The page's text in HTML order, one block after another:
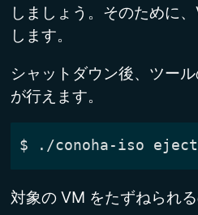
しましょう。そのために
します。
シャットダウン後、ツー
が行えます。
$
対象の VM をたずねられる